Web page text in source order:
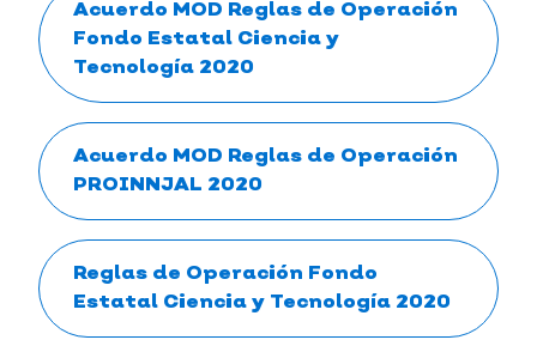
Acuerdo MOD Reglas de Operación
Fondo Estatal Ciencia y
Tecnología 2020
Acuerdo MOD Reglas de Operación
PROINNJAL 2020
Reglas de Operación Fondo
Estatal Ciencia y Tecnología 2020